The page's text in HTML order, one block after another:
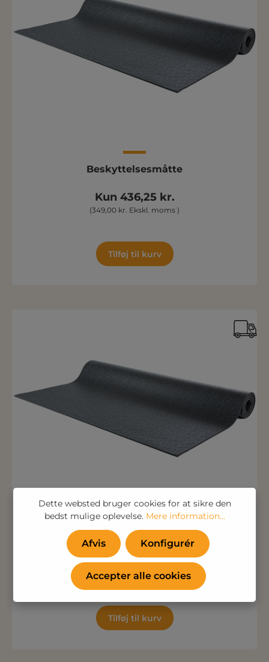
Beskyttelsesmåtte
Kun 436,25 kr.
(349,00 kr. Ekskl. moms )
Tilføj til kurv
Beskyttelsesmåtte 160 cm
Kun 286,25 kr.
(229,00 kr. Ekskl. moms )
Tilføj til kurv
Dette websted bruger cookies for at sikre den
bedst mulige oplevelse. Mere information...
Afvis Konfigurér
Accepter alle cookies